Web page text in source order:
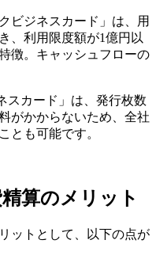
ビジネスカード」は、用
、利用限度額が1億円以
徴。キャッシュフローの
スカード」は、発行枚数
がかからないため、全社
とも可能です。
算のメリット
ットとして、以下の点が